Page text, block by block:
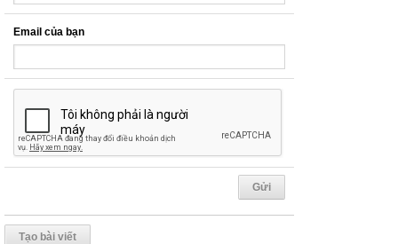
Email của bạn
Tạo bài viết